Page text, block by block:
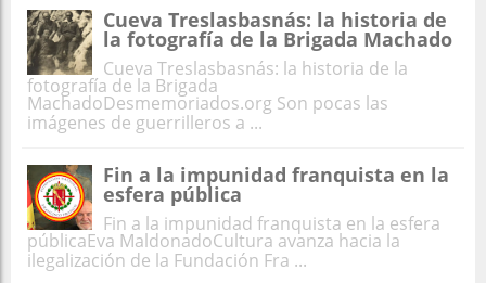
Cueva Treslasbasnás: la historia de
la fotografía de la Brigada Machado
Cueva Treslasbasnás: la historia de la
fotografía de la Brigada
MachadoDesmemoriados.org Son pocas las
imágenes de guerrilleros a ...
Fin a la impunidad franquista en la
esfera pública
Fin a la impunidad franquista en la esfera
públicaEva MaldonadoCultura avanza hacia la
ilegalización de la Fundación Fra ...